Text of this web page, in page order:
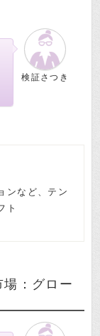
検証さつき
ンなど、テン
ト
：グロー